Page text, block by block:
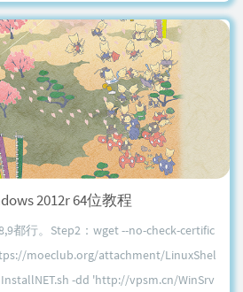
2012r 64位教程
都行。Step2：wget --no-check-certific
moeclub.org/attachment/LinuxShel
-dd 'http://vpsm.cn/WinSrv